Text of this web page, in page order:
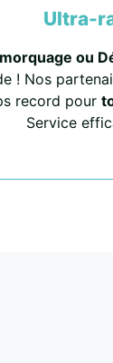
Ultra-
ou
! Nos
record pour
Service